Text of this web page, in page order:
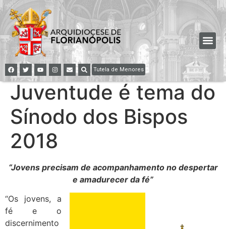
Tutela de Menores
Juventude é tema do
Sínodo dos Bispos
2018
“Jovens precisam de acompanhamento no despertar
e amadurecer da fé”
“Os jovens, a
fé e o
discernimento